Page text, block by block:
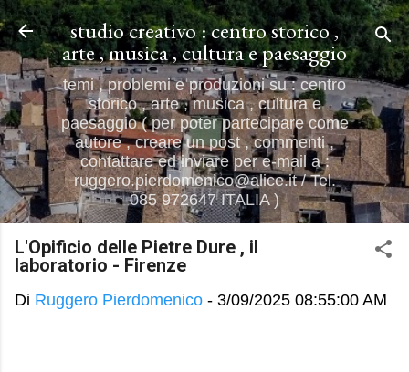
Passa ai contenuti principali
studio creativo : centro storico ,
arte , musica , cultura e paesaggio
temi , problemi e produzioni su : centro
storico , arte , musica , cultura e
paesaggio ( per poter partecipare come
autore , creare un post , commenti ,
contattare ed inviare per e-mail a :
ruggero.pierdomenico@alice.it / Tel.
085 972647 ITALIA )
L'Opificio delle Pietre Dure , il
laboratorio - Firenze
Di Ruggero Pierdomenico - 3/09/2025 08:55:00 AM